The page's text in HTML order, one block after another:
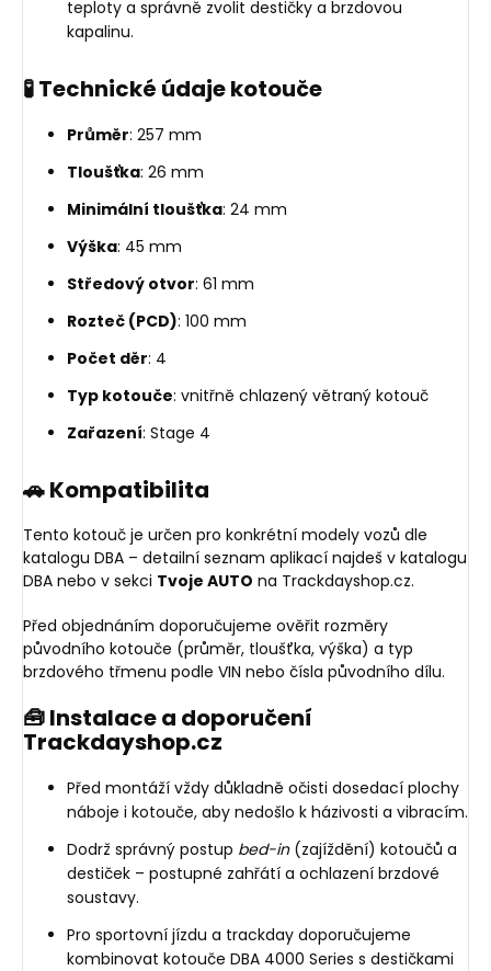
teploty a správně zvolit destičky a brzdovou
kapalinu.
🧪 Technické údaje kotouče
Průměr: 257 mm
Tloušťka: 26 mm
Minimální tloušťka: 24 mm
Výška: 45 mm
Středový otvor: 61 mm
Rozteč (PCD): 100 mm
Počet děr: 4
Typ kotouče: vnitřně chlazený větraný kotouč
Zařazení: Stage 4
🚗 Kompatibilita
Tento kotouč je určen pro konkrétní modely vozů dle
katalogu DBA – detailní seznam aplikací najdeš v katalogu
DBA nebo v sekci Tvoje AUTO na Trackdayshop.cz.
Před objednáním doporučujeme ověřit rozměry
původního kotouče (průměr, tloušťka, výška) a typ
brzdového třmenu podle VIN nebo čísla původního dílu.
🧰 Instalace a doporučení
Trackdayshop.cz
Před montáží vždy důkladně očisti dosedací plochy
náboje i kotouče, aby nedošlo k házivosti a vibracím.
Dodrž správný postup bed-in(zajíždění) kotoučů a
destiček – postupné zahřátí a ochlazení brzdové
soustavy.
Pro sportovní jízdu a trackday doporučujeme
kombinovat kotouče DBA 4000 Series s destičkami